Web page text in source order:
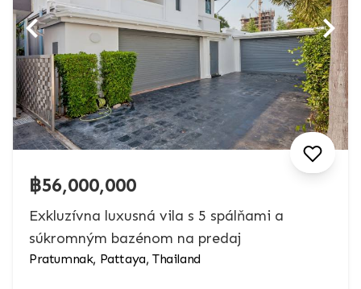
฿56,000,000
Exkluzívna luxusná vila s 5 spálňami a
súkromným bazénom na predaj
Pratumnak, Pattaya, Thailand